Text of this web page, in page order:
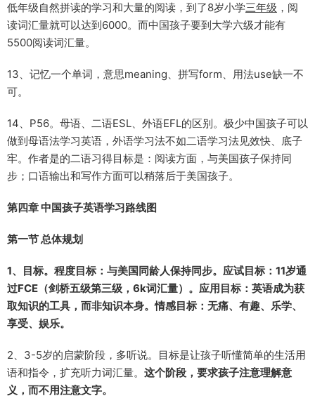
低年级自然拼读的学习和大量的阅读，到了8岁小学三年级 ，阅
读词汇量就可以达到6000。而中国孩子要到大学六级才能有
5500阅读词汇量。
13、记忆一个单词，意思meaning、拼写form、用法use缺一不
可。
14、P56。母语、二语ESL、外语EFL的区别。极少中国孩子可以
做到母语法学习英语，外语学习法不如二语学习法见效快、底子
牢。作者是的二语习得目标是：阅读方面，与美国孩子保持同
步；口语输出和写作方面可以稍落后于美国孩子。
第四章 中国孩子英语学习路线图
第一节 总体规划
1、目标。程度目标：与美国同龄人保持同步。应试目标：11岁通
过FCE（剑桥五级第三级，6k词汇量）。应用目标：英语成为获
取知识的工具，而非知识本身。情感目标：无痛、有趣、乐学、
享受、娱乐。
2、3-5岁的启蒙阶段，多听说。目标是让孩子听懂简单的生活用
语和指令，扩充听力词汇量。 这个阶段，要求孩子注意理解意
义，而不用注意文字。